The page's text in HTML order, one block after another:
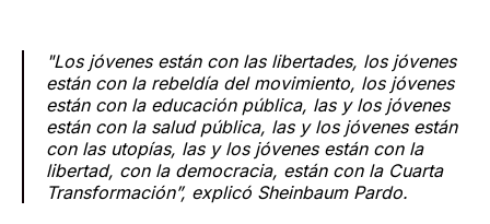
"Los jóvenes están con las libertades, los jóvenes
están con la rebeldía del movimiento, los jóvenes
están con la educación pública, las y los jóvenes
están con la salud pública, las y los jóvenes están
con las utopías, las y los jóvenes están con la
libertad, con la democracia, están con la Cuarta
Transformación”, explicó Sheinbaum Pardo.